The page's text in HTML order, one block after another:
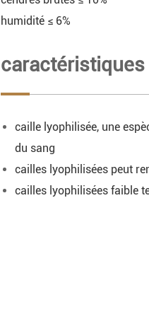
humidité ≤ 6%
caille lyophilisée, une
du sang
cailles lyophilisées peut
cailles lyophilisées faible